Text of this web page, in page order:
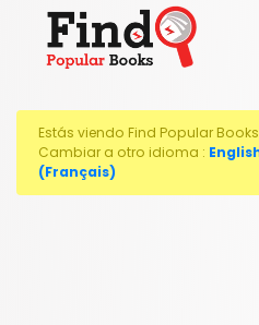
Estás viendo Find Popular
Cambiar a otro idioma :
(Français)